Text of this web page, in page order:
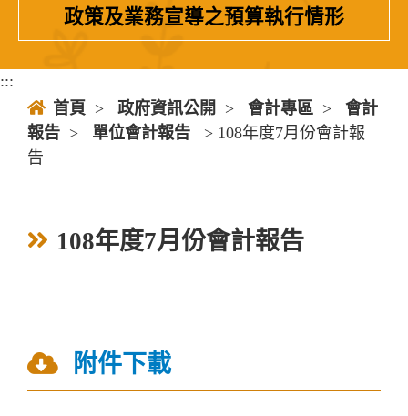
政策及業務宣導之預算執行情形
:::
首頁 > 政府資訊公開 > 會計專區 >
會計
報告 > 單位會計報告
> 108年度7月份會計報
告
108年度7月份會計報告
附件下載